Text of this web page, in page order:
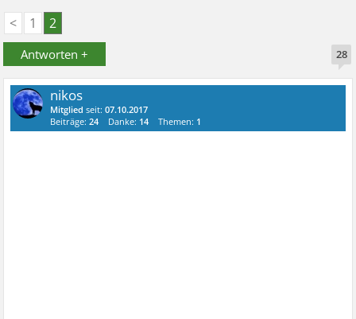
<
1 2
Antworten + 28
nikos
Mitglied seit:07.10.2017
Beiträge:24 Danke: 14 Themen: 1